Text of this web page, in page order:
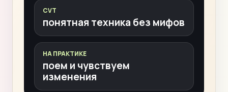
CVT
понятная техника без мифов
НА ПРАКТИКЕ
поем и чувствуем
изменения